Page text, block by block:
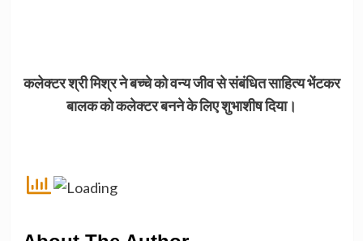
कलेक्टर श्री मिश्र ने बच्चे को वन्य जीव से संबंधित साहित्य भेंटकर
बालक को कलेक्टर बनने के लिए शुभाशीष दिया।